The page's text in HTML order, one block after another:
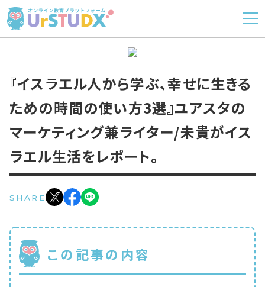
『イスラエル人から学ぶ、幸せに生きる
ための時間の使い方3選』ユアスタの
マーケティング兼ライター/未貴がイス
ラエル生活をレポート。
SHARE
この記事の内容